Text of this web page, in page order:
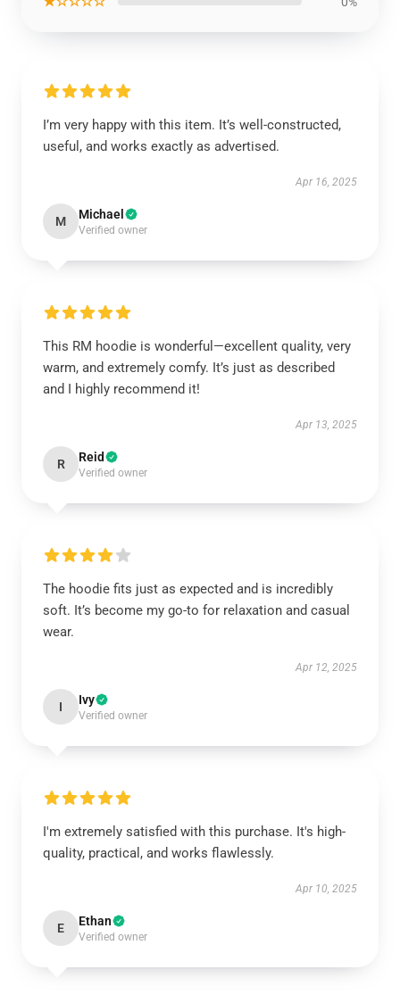
I’m very happy with this item. It’s well-constructed,
useful, and works exactly as advertised.
Apr 16, 2025
M Michael
Verified owner
This RM hoodie is wonderful—excellent quality, very
warm, and extremely comfy. It’s just as described
and I highly recommend it!
Apr 13, 2025
R Reid
Verified owner
The hoodie fits just as expected and is incredibly
soft. It’s become my go-to for relaxation and casual
wear.
Apr 12, 2025
I Ivy
Verified owner
I'm extremely satisfied with this purchase. It's high-
quality, practical, and works flawlessly.
Apr 10, 2025
E Ethan
Verified owner